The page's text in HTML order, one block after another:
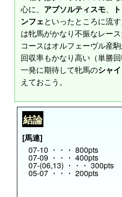
心に、 アブソルティスモ、
ンフェといったところに流
は牝馬がかなり不振なレー
コースはオルフェーヴル産
回収率もかなり高い（単勝回
一発に期待して牝馬のシャ
えておこう。
結論
[馬連]
07-10 ・・・ 800pts
07-09 ・・・ 400pts
07-(06,13) ・・・ 300pts
05-07 ・・・ 200pts